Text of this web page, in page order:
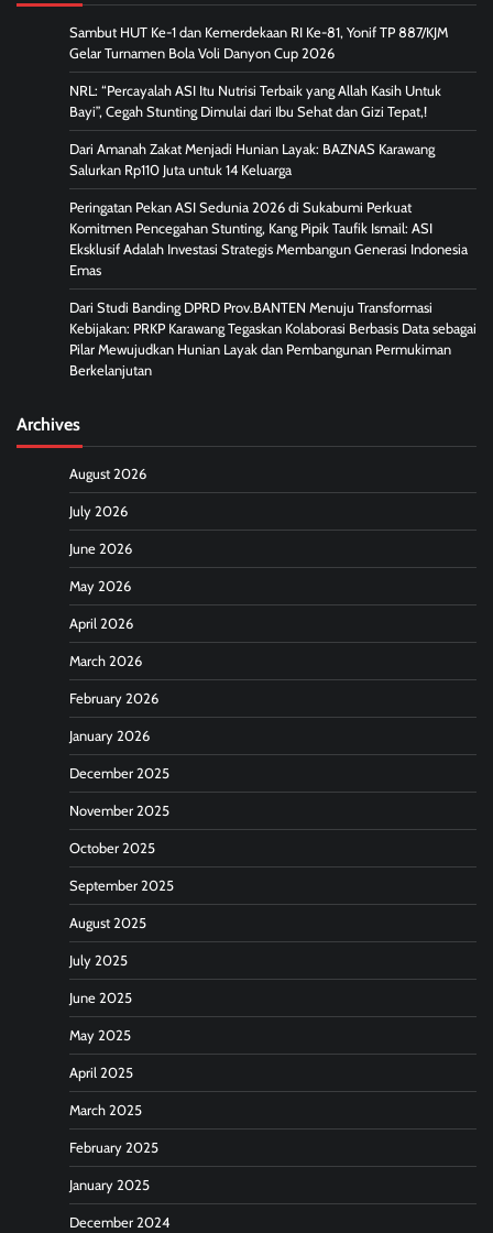
Sambut HUT Ke-1 dan Kemerdekaan RI Ke-81, Yonif TP 887/KJM
Gelar Turnamen Bola Voli Danyon Cup 2026
NRL: “Percayalah ASI Itu Nutrisi Terbaik yang Allah Kasih Untuk
Bayi”, Cegah Stunting Dimulai dari Ibu Sehat dan Gizi Tepat,!
Dari Amanah Zakat Menjadi Hunian Layak: BAZNAS Karawang
Salurkan Rp110 Juta untuk 14 Keluarga
Peringatan Pekan ASI Sedunia 2026 di Sukabumi Perkuat
Komitmen Pencegahan Stunting, Kang Pipik Taufik Ismail: ASI
Eksklusif Adalah Investasi Strategis Membangun Generasi Indonesia
Emas
Dari Studi Banding DPRD Prov.BANTEN Menuju Transformasi
Kebijakan: PRKP Karawang Tegaskan Kolaborasi Berbasis Data sebagai
Pilar Mewujudkan Hunian Layak dan Pembangunan Permukiman
Berkelanjutan
Archives
August 2026
July 2026
June 2026
May 2026
April 2026
March 2026
February 2026
January 2026
December 2025
November 2025
October 2025
September 2025
August 2025
July 2025
June 2025
May 2025
April 2025
March 2025
February 2025
January 2025
December 2024